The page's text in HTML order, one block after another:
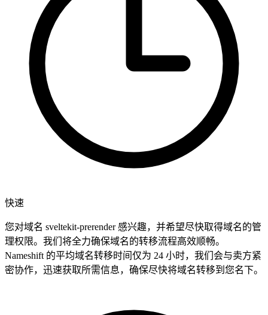
快速
您对域名 sveltekit-prerender 感兴趣，并希望尽快取得域名的管
理权限。我们将全力确保域名的转移流程高效顺畅。
Nameshift 的平均域名转移时间仅为 24 小时，我们会与卖方紧
密协作，迅速获取所需信息，确保尽快将域名转移到您名下。